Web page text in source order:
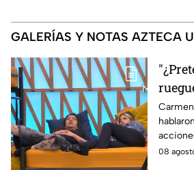
GALERÍAS Y NOTAS AZTECA
24/7
interior
08